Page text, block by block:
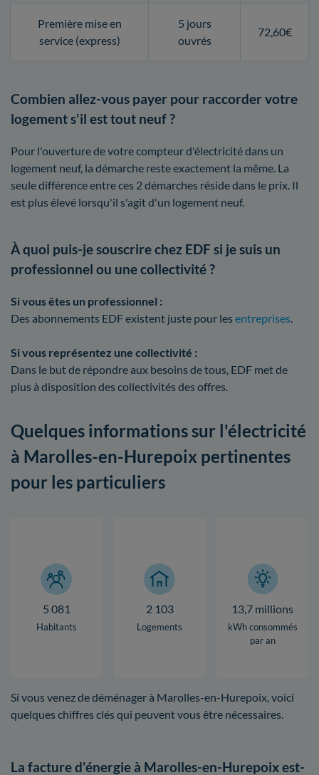
Première mise en
service (express)
5 jours
ouvrés
72,60€
Combien allez-vous payer pour raccorder votre
logement s'il est tout neuf ?
Pour l'ouverture de votre compteur d'électricité dans un
logement neuf, la démarche reste exactement la même. La
seule différence entre ces 2 démarches réside dans le prix. Il
est plus élevé lorsqu'il s'agit d'un logement neuf.
À quoi puis-je souscrire chez EDF si je suis un
professionnel ou une collectivité ?
Si vous êtes un professionnel :
Des abonnements EDF existent juste pour les entreprises.
Si vous représentez une collectivité :
Dans le but de répondre aux besoins de tous, EDF met de
plus à disposition des collectivités des offres.
Quelques informations sur l'électricité
à Marolles-en-Hurepoix pertinentes
pour les particuliers
5 081
Habitants
2 103
Logements
13,7 millions
kWh consommés
par an
Si vous venez de déménager à Marolles-en-Hurepoix, voici
quelques chiffres clés qui peuvent vous être nécessaires.
La facture d'énergie à Marolles-en-Hurepoix est-